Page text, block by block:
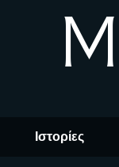
Ιστορίες